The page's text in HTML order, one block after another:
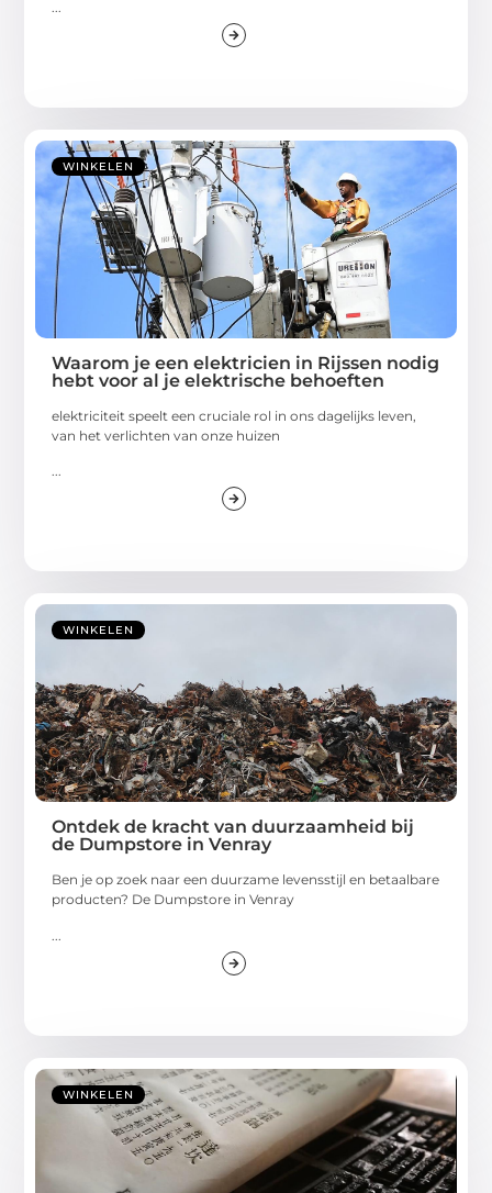
WINKELEN
Waarom je een elektricien in Rijssen nodig
hebt voor al je elektrische behoeften
elektriciteit speelt een cruciale rol in ons dagelijks leven,
van het verlichten van onze huizen
...
WINKELEN
Ontdek de kracht van duurzaamheid bij
de Dumpstore in Venray
Ben je op zoek naar een duurzame levensstijl en betaalbare
producten? De Dumpstore in Venray
WINKELEN